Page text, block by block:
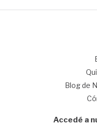
Blog de
Accedé a